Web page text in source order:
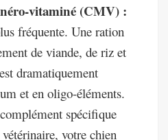
vitaminé (CMV) :
fréquente. Une ration
de viande, de riz et
dramatiquement
et en oligo-éléments.
spécifique
votre chien